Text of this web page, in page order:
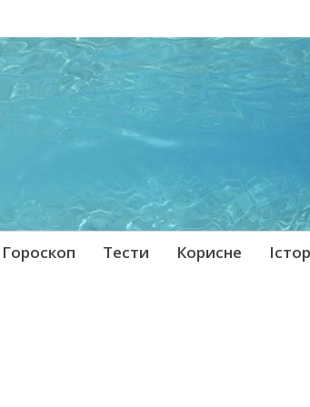
Гороскоп Тести Корисне